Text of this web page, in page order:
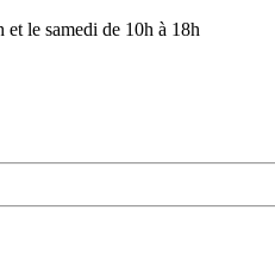
le samedi de 10h à 18h